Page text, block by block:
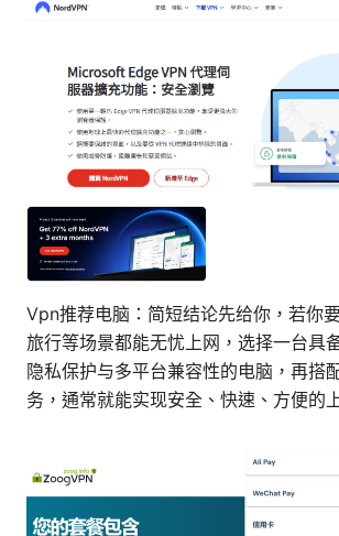
Vpn推荐电脑：简短结论先给你，若你
旅行等场景都能无忧上网，选择一台具
隐私保护与多平台兼容性的电脑，再搭
务，通常就能实现安全、快速、方便的